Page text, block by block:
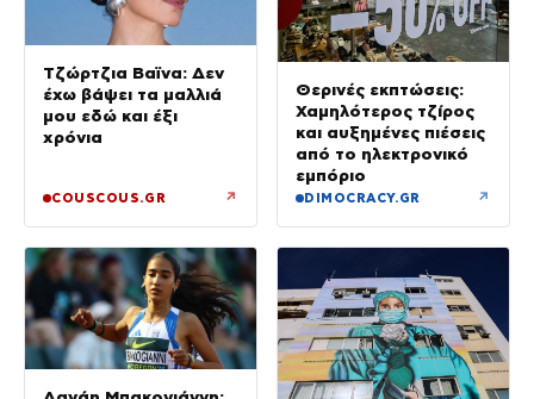
Τζώρτζια Βαϊνα: Δεν
έχω βάψει τα μαλλιά
μου εδώ και έξι
χρόνια
COUSCOUS.GR ↗
Θερινές εκπτώσεις:
Χαμηλότερος τζίρος
και αυξημένες πιέσεις
από το ηλεκτρονικό
εμπόριο
DIMOCRACY.GR ↗